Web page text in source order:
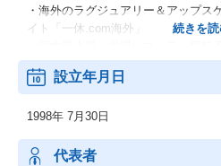
・海外のラグジュアリー＆アップス
イト「一休.com海外」
トラン」
・極上の癒しを体験できる、厳選ス
り寄せ」
・厳選された宿泊施設の割引クーポ
mふるさと納税」
設立年月日
1998年 7月30日
代表者